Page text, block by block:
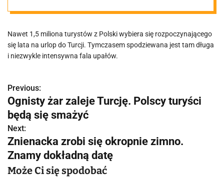
wakacjach
Nawet 1,5 miliona turystów z Polski wybiera się rozpoczynającego
się lata na urlop do Turcji. Tymczasem spodziewana jest tam długa
i niezwykle intensywna fala upałów.
N
a
w
i
g
Previous:
Ognisty żar zaleje Turcję. Polscy turyści
będą się smażyć
Next:
Znienacka zrobi się okropnie zimno.
Znamy dokładną datę
Może Ci się spodobać